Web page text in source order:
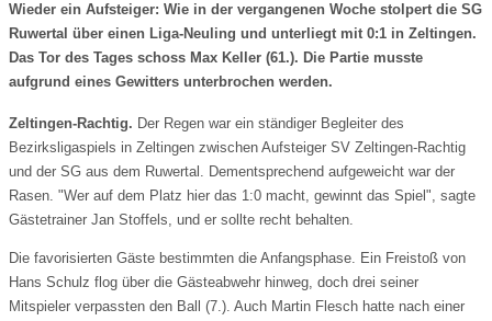
Wieder ein Aufsteiger: Wie in der vergangenen Woche stolpert die SG
Ruwertal über einen Liga-Neuling und unterliegt mit 0:1 in Zeltingen.
Das Tor des Tages schoss Max Keller (61.). Die Partie musste
aufgrund eines Gewitters unterbrochen werden.
Zeltingen-Rachtig. Der Regen war ein ständiger Begleiter des
Bezirksligaspiels in Zeltingen zwischen Aufsteiger SV Zeltingen-Rachtig
und der SG aus dem Ruwertal. Dementsprechend aufgeweicht war der
Rasen. "Wer auf dem Platz hier das 1:0 macht, gewinnt das Spiel", sagte
Gästetrainer Jan Stoffels, und er sollte recht behalten.
Die favorisierten Gäste bestimmten die Anfangsphase. Ein Freistoß von
Hans Schulz flog über die Gästeabwehr hinweg, doch drei seiner
Mitspieler verpassten den Ball (7.). Auch Martin Flesch hatte nach einer